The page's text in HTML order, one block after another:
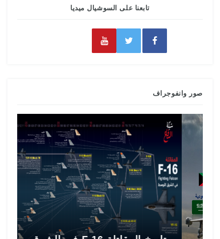
تابعنا على السوشيال ميديا
صور وانفوجراف